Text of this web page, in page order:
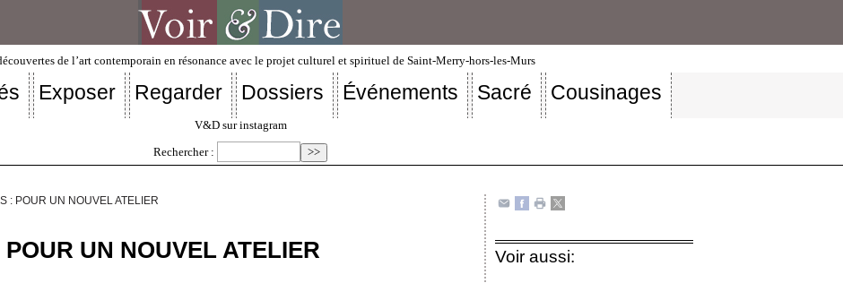
de l’art contemporain en résonance avec le projet culturel et spirituel de Saint-Merry-hors-les-Murs
Exposer Regarder Dossiers Événements Sacré Cousinages
V&D sur instagram
Rechercher :
: POUR UN NOUVEL ATELIER
UN NOUVEL ATELIER Voir aussi: